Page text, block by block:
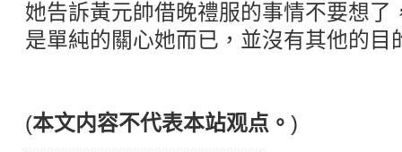
她告訴黃元帥借晚禮服的事情不要想了
是單純的關心她而已，並沒有其他的目
(本文内容不代表本站观点。 )